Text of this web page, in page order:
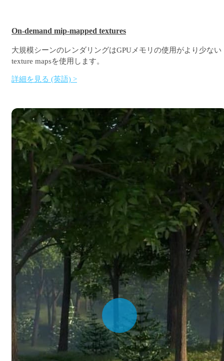
On-demand mip-mapped textures
大規模シーンのレンダリングはGPUメモリの使用がより少ない
texture mapsを使用します。
詳細を見る (英語) >